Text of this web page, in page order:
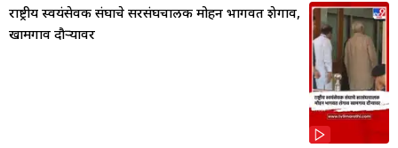
राष्ट्रीय स्वयंसेवक संघाचे सरसंघचालक मोहन भागवत शेगाव,
खामगाव दौऱ्यावर